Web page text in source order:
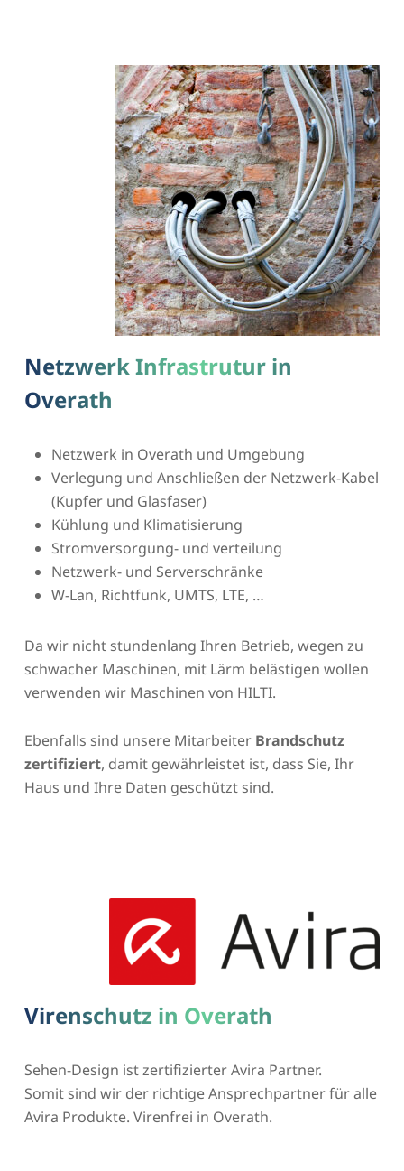
Netzwerk Infrastrutur in
Overath
Netzwerk in Overath und Umgebung
Verlegung und Anschließen der Netzwerk-Kabel
(Kupfer und Glasfaser)
Kühlung und Klimatisierung
Stromversorgung- und verteilung
Netzwerk- und Serverschränke
W-Lan, Richtfunk, UMTS, LTE, …
Da wir nicht stundenlang Ihren Betrieb, wegen zu
schwacher Maschinen, mit Lärm belästigen wollen
verwenden wir Maschinen von HILTI.
Ebenfalls sind unsere Mitarbeiter Brandschutz
zertifiziert, damit gewährleistet ist, dass Sie, Ihr
Haus und Ihre Daten geschützt sind.
Virenschutz in Overath
Sehen-Design ist zertifizierter Avira Partner.
Somit sind wir der richtige Ansprechpartner für alle
Avira Produkte. Virenfrei in Overath.